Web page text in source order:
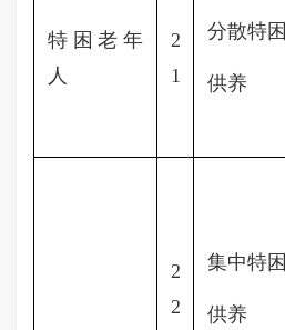
特困老年
人
2
1
分散特困
供养
2
2
集中特困
供养